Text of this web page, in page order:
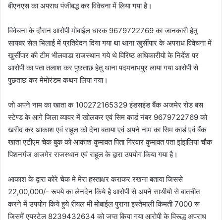
बीएनएस का अपराध पंजीबद्ध कर विवेचना में लिया गया है।
विवेचना के दौरान आरोपी मोबाईल धारक 9679722769 का जानकारी हेतु
सायबर सेल भिलाई में प्रतिवेदन दिया गया था थाना खुर्सीपार के अपराध विवेचना में
खुर्सीपार की टीम भीलवाडा राजस्थान गये थे विरिष्ठ अधिकारीयो के निर्देश पर
आरोपी का पता तलाश कर पुछताछ हेतु थाना पदमनाभपुर लाया गया आरोपी से
पुछताछ कर मेमोरंडम कथन लिया गया।
जो अपने नाम का खाता क 100272165329 इंडसइंड बैंक अजमेर रोड बस
स्टेण्ड के आगे जिला व्यावर में खोलकर एवं सिम कार्ड नंबर 9679722769 को
खरीद कर आकाश एवं राहूल को देना बताया एवं अपने नाम का सिम कार्ड एवं बैंक
खाता एटीएम चेक बुक को आकाश कुमावत पिता गिरवार कुमावत पता झंझलिया चौक
पिशनगंज अजमेर राजस्थान एवं राहूल के द्वारा उपयोग किया गया है।
आकाश के द्वारा कोरे चेक मे मेरा हस्ताक्षर कराकर रखना बताया जिससे
22,00,000/- रूपये का लेनदेन किये है आरोपी से अपने साथीयो से बातचीत
करने में उपयोग किये हुये रीयल मी मोबाईल पुराना इस्तेमाली किमती 7000 रू
जिसमें एयरटेल 8239432634 को जप्त किया गया आरोपी के विरूद्ध अपराध